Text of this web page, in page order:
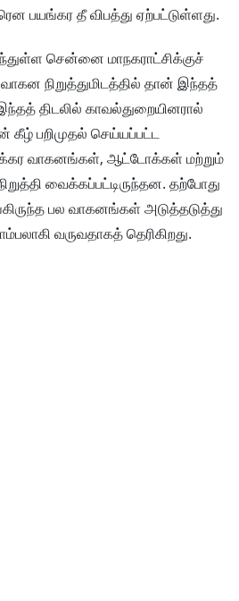
பயங்கர தீ விபத்து ஏற்பட்டுள்ளது.
சென்னை மாநகராட்சிக்குச்
நிறுத்துமிடத்தில் தான் இந்தத்
திடலில் காவல்துறையினரால்
கீழ் பறிமுதல் செய்யப்பட்ட
வாகனங்கள், ஆட்டோக்கள் மற்றும்
வைக்கப்பட்டிருந்தன. தற்போது
பல வாகனங்கள் அடுத்தடுத்து
வருவதாகத் தெரிகிறது.